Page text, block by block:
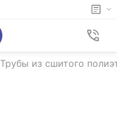
Трубы из сшитого